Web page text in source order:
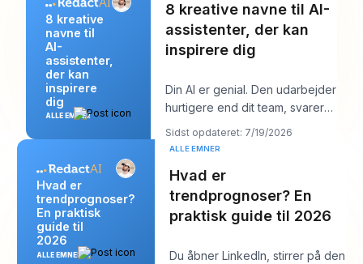
8 kreative
navne til
AI-
assistenter,
der kan
inspirere
dig
ALLE EMNER
8 kreative navne til AI-
assistenter, der kan
inspirere dig
Din AI er genial. Den udarbejder
hurtigere end dit team, svarer
klart og lyder måske endda
overraske
Sidst opdateret: 7/19/2026
Hvad er
trendprognoser?
En praktisk
guide til
2026
ALLE EMNER
ALLE EMNER
Hvad er
trendprognoser? En
praktisk guide til 2026
Du åbner LinkedIn, stirrer på den